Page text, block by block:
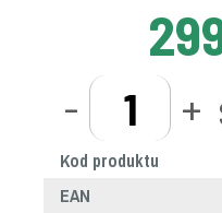
- +
Kod produktu
EAN